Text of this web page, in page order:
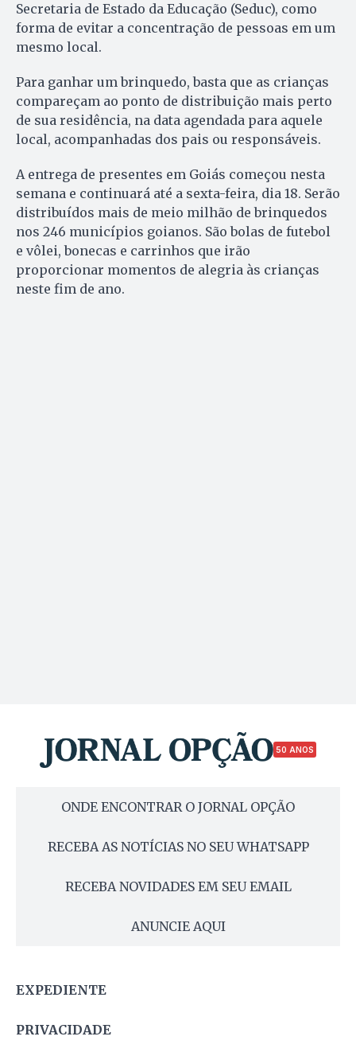
Secretaria de Estado da Educação (Seduc), como
forma de evitar a concentração de pessoas em um
mesmo local.
Para ganhar um brinquedo, basta que as crianças
compareçam ao ponto de distribuição mais perto
de sua residência, na data agendada para aquele
local, acompanhadas dos pais ou responsáveis.
A entrega de presentes em Goiás começou nesta
semana e continuará até a sexta-feira, dia 18. Serão
distribuídos mais de meio milhão de brinquedos
nos 246 municípios goianos. São bolas de futebol
e vôlei, bonecas e carrinhos que irão
proporcionar momentos de alegria às crianças
neste fim de ano.
50 ANOS
ONDE ENCONTRAR O JORNAL OPÇÃO
RECEBA AS NOTÍCIAS NO SEU WHATSAPP
RECEBA NOVIDADES EM SEU EMAIL
ANUNCIE AQUI
EXPEDIENTE
PRIVACIDADE